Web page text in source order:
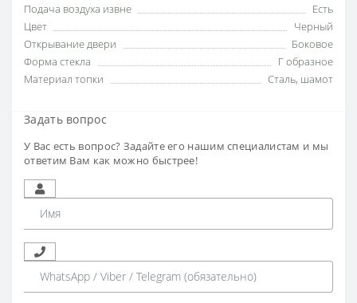
Подача воздуха извне
Есть
Цвет
Черный
Открывание двери
Боковое
Форма стекла
Г образное
Материал топки
Сталь, шамот
Задать вопрос
У Вас есть вопрос? Задайте его нашим специалистам и мы
ответим Вам как можно быстрее!